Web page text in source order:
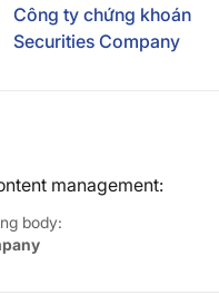
Công ty chứng khoán
Securities Company
management:
body: